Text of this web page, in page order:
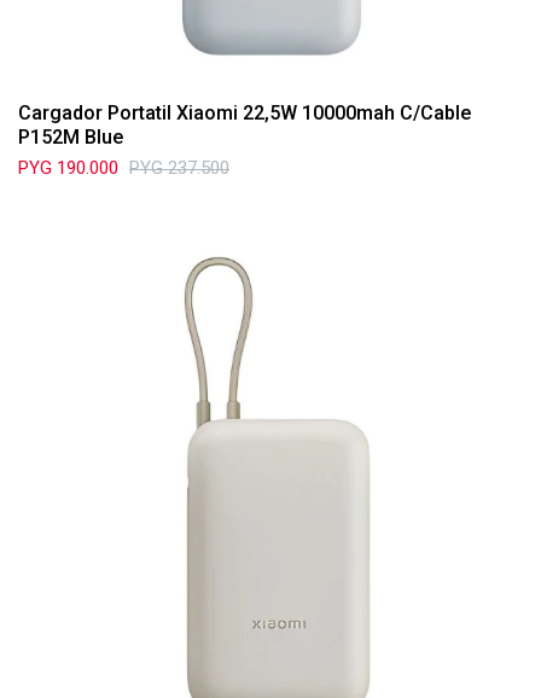
Cargador Portatil Xiaomi 22,5W 10000mah C/Cable
P152M Blue
PYG 190.000 PYG 237.500